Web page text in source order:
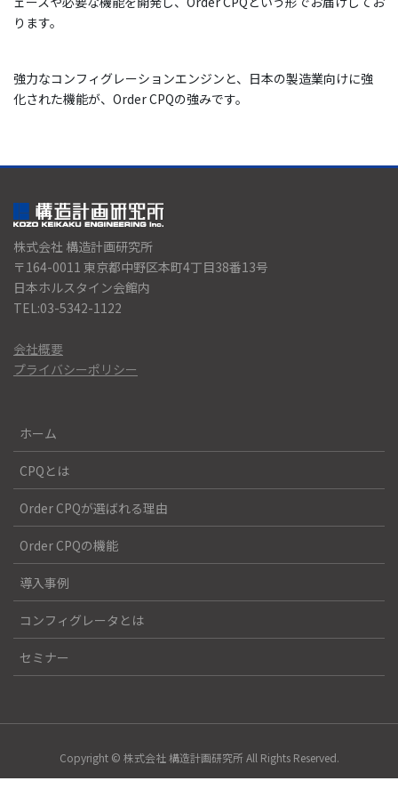
ります。
強力なコンフィグレーションエンジンと、日本の製造業向けに強
化された機能が、Order CPQの強みです。
株式会社 構造計画研究所
〒164-0011 東京都中野区本町4丁目38番13号
日本ホルスタイン会館内
TEL:03-5342-1122
会社概要
プライバシーポリシー
ホーム
CPQとは
Order CPQが選ばれる理由
Order CPQの機能
導入事例
コンフィグレータとは
セミナー
Copyright © 株式会社 構造計画研究所 All Rights Reserved.